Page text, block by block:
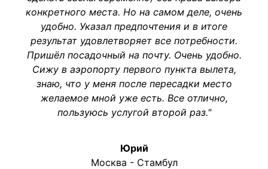
конкретного места. Но на самом деле, очень
удобно. Указал предпочтения и в итоге
результат удовлетворяет все потребности.
Пришёл посадочный на почту. Очень удобно.
Сижу в аэропорту первого пункта вылета,
знаю, что у меня после пересадки место
желаемое мной уже есть. Все отлично,
пользуюсь услугой второй раз."
Юрий
Москва - Стамбул